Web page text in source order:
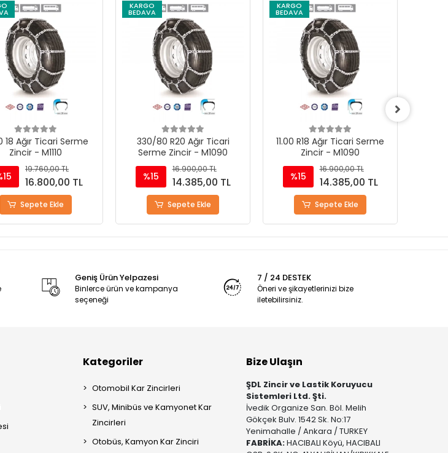
18 Ağır Ticari Serme
Zincir - M1110
19.760,00 TL
16.800,00 TL
Sepete Ekle
KARGO
BEDAVA
330/80 R20 Ağır Ticari
Serme Zincir - M1090
%15
16.900,00 TL
14.385,00 TL
Sepete Ekle
KARGO
BEDAVA
11.00 R18 Ağır Ticari Serme
Zincir - M1090
%15
16.900,00 TL
14.385,00 TL
Sepete Ekle
Geniş Ürün Yelpazesi
Binlerce ürün ve kampanya
seçeneği
7 / 24 DESTEK
Öneri ve şikayetlerinizi bize
iletebilirsiniz.
Kategoriler
Otomobil Kar Zincirleri
SUV, Minibüs ve Kamyonet Kar
Zincirleri
Otobüs, Kamyon Kar Zinciri
Bize Ulaşın
ŞDL Zincir ve Lastik Koruyucu
Sistemleri Ltd. Şti.
İvedik Organize San. Böl. Melih
Gökçek Bulv. 1542 Sk. No:17
Yenimahalle / Ankara / TURKEY
FABRİKA:HACIBALI Köyü, HACIBALI